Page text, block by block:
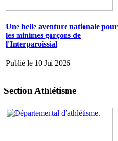
Une belle aventure nationale pour
les minimes garçons de
l'Interparoissial
Publié le 10 Jui 2026
Section Athlétisme